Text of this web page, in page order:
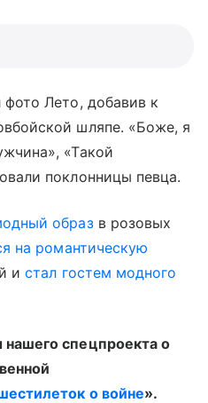
Лето, добавив к
шляпе. «Боже, я
«Такой
поклонницы певца.
образв розовых
на романтическую
истал гостем модного
спецпроекта о
о войне».